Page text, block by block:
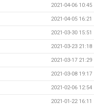
2021-04-06 10:45
2021-04-05 16:21
2021-03-30 15:51
2021-03-23 21:18
2021-03-17 21:29
2021-03-08 19:17
2021-02-06 12:54
2021-01-22 16:11